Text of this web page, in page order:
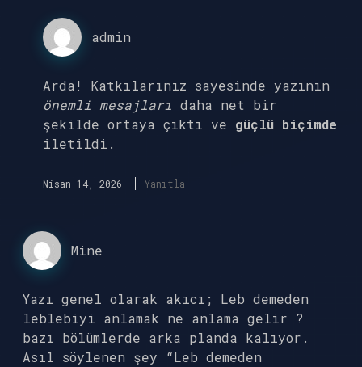
admin
Arda! Katkılarınız sayesinde yazının
önemli mesajları daha net bir
şekilde ortaya çıktı ve güçlü biçimde
iletildi.
Nisan 14, 2026 Yanıtla
Mine
Yazı genel olarak akıcı; Leb demeden
leblebiyi anlamak ne anlama gelir ?
bazı bölümlerde arka planda kalıyor.
Asıl söylenen şey “Leb demeden